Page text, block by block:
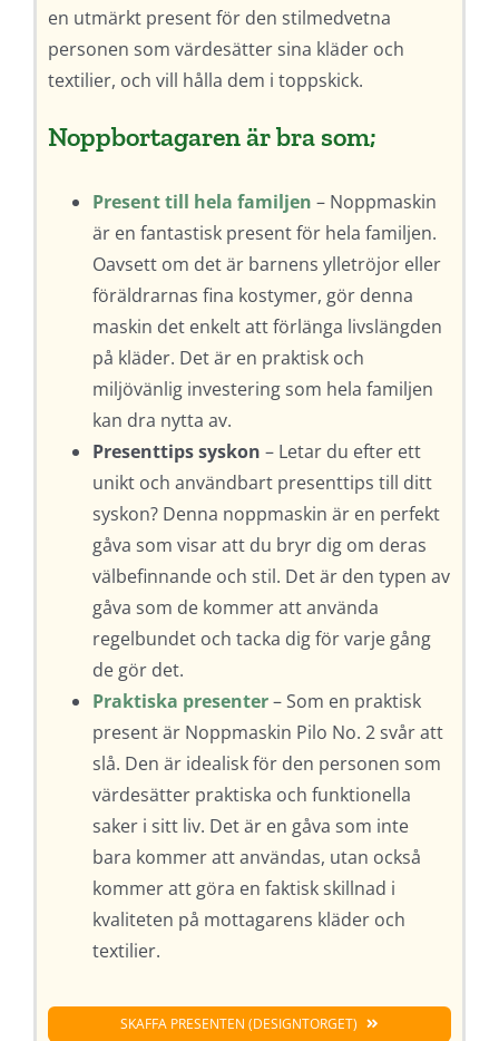
en utmärkt present för den stilmedvetna
personen som värdesätter sina kläder och
textilier, och vill hålla dem i toppskick.
Noppbortagaren är bra som;
Present till hela familjen – Noppmaskin
är en fantastisk present för hela familjen.
Oavsett om det är barnens ylletröjor eller
föräldrarnas fina kostymer, gör denna
maskin det enkelt att förlänga livslängden
på kläder. Det är en praktisk och
miljövänlig investering som hela familjen
kan dra nytta av.
Presenttips syskon – Letar du efter ett
unikt och användbart presenttips till ditt
syskon? Denna noppmaskin är en perfekt
gåva som visar att du bryr dig om deras
välbefinnande och stil. Det är den typen av
gåva som de kommer att använda
regelbundet och tacka dig för varje gång
de gör det.
Praktiska presenter– Som en praktisk
present är Noppmaskin Pilo No. 2 svår att
slå. Den är idealisk för den personen som
värdesätter praktiska och funktionella
saker i sitt liv. Det är en gåva som inte
bara kommer att användas, utan också
kommer att göra en faktisk skillnad i
kvaliteten på mottagarens kläder och
textilier.
SKAFFA PRESENTEN (DESIGNTORGET)